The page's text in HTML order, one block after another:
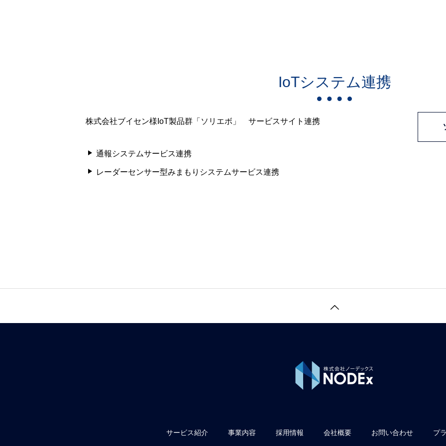
IoTシステム連携
株式会社ブイセン様IoT製品群「ソリエボ」 サービスサイト連携
通報システムサービス連携
レーダーセンサー型みまもりシステムサービス連携
サービス紹介 事業内容 採用情報 会社概要 お問い合わせ プ